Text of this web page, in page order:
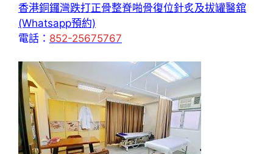
香港銅鑼灣跌打正骨整脊啪骨復位針炙及拔罐醫舘
(Whatsapp預約)
電話： 852-25675767